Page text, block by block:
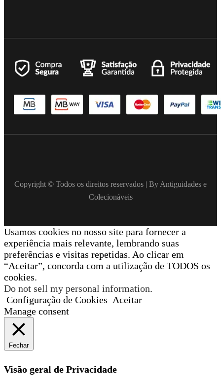
Copyright © Todos os direitos reservados | By Antiguidades e
Colecionáveis
Usamos cookies no nosso site para fornecer a
experiência mais relevante, lembrando suas
preferências e visitas repetidas. Ao clicar em
“Aceitar”, concorda com a utilização de TODOS os
cookies.
Do not sell my personal information.
Configuração de Cookies Aceitar
Manage consent
Fechar
Visão geral de Privacidade